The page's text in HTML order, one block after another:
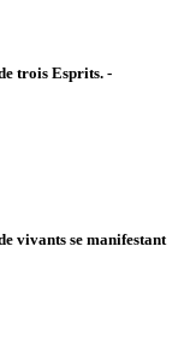
trois Esprits. -
vivants se manifestant